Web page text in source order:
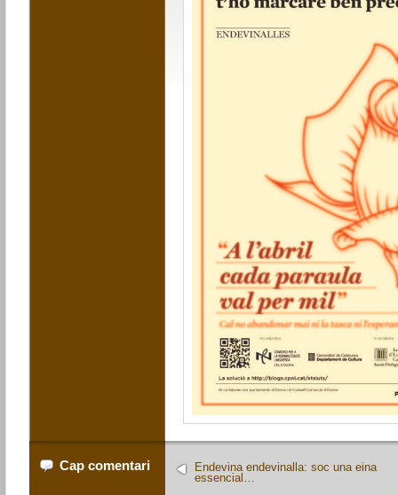
Cap comentari
Endevina endevinalla: soc una eina
essencial…